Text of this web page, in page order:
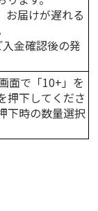
お届けが遅れる
金確認後の発
面で「10+」を
押下してくださ
下時の数量選択